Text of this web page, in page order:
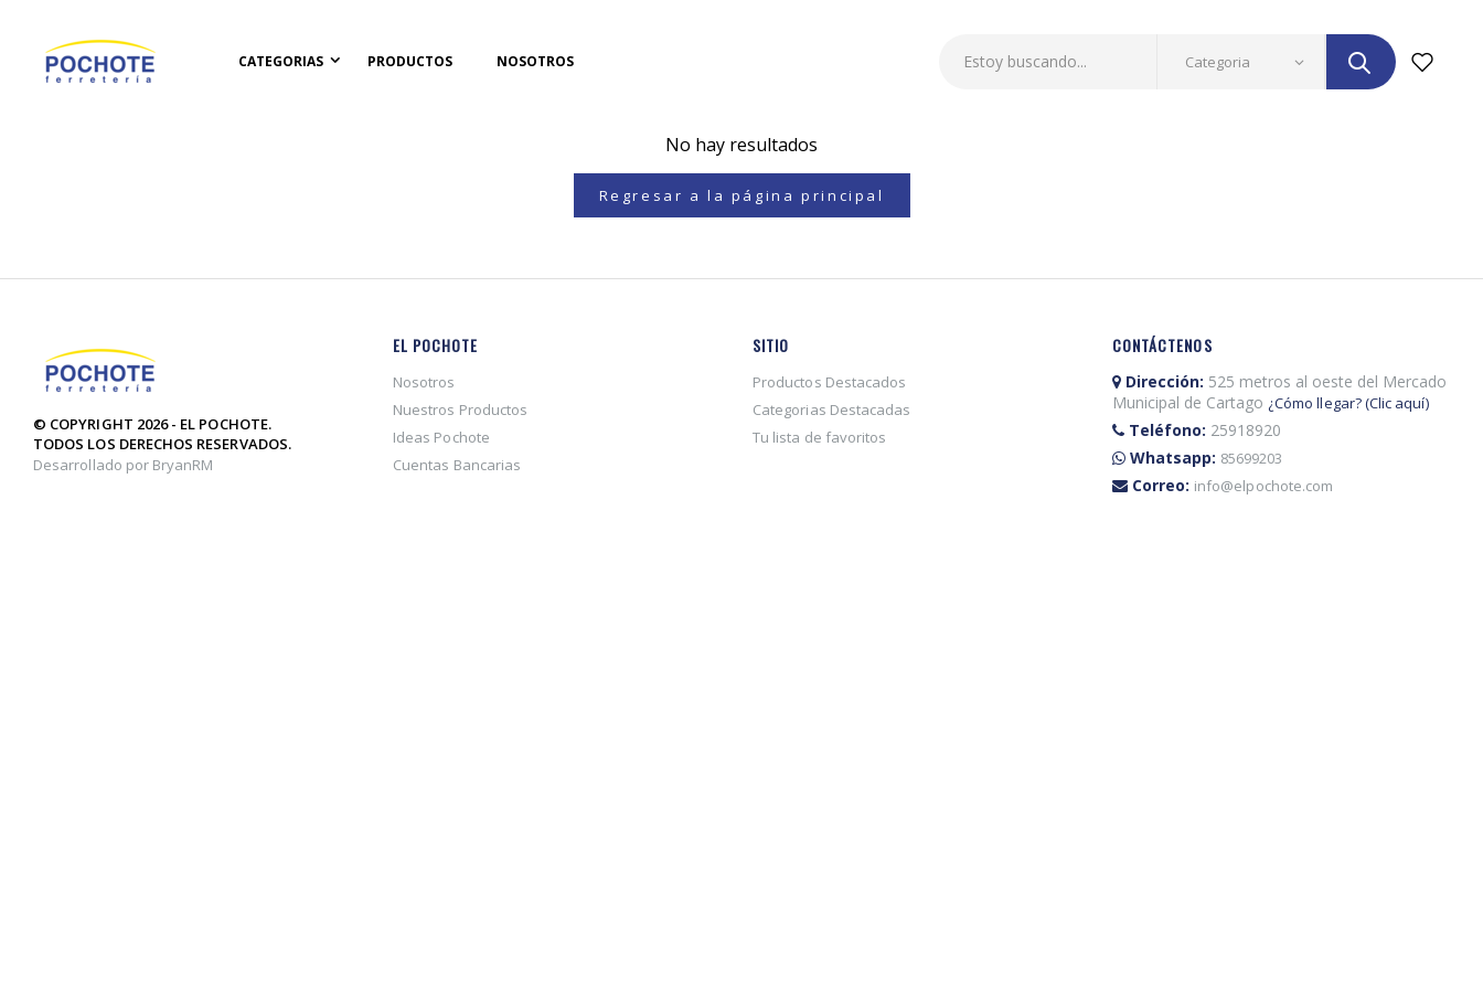
CATEGORIAS PRODUCTOS NOSOTROS
No hay resultados
Regresar a la página principal
© COPYRIGHT 2026 - EL POCHOTE.
TODOS LOS DERECHOS RESERVADOS.
Desarrollado por BryanRM
EL POCHOTE
Nosotros
Nuestros Productos
Ideas Pochote
Cuentas Bancarias
SITIO
Productos Destacados
Categorias Destacadas
Tu lista de favoritos
CONTÁCTENOS
Dirección: 525 metros al oeste del Mercado
Municipal de Cartago ¿Cómo llegar? (Clic aquí)
Teléfono: 25918920
Whatsapp: 85699203
Correo: info@elpochote.com